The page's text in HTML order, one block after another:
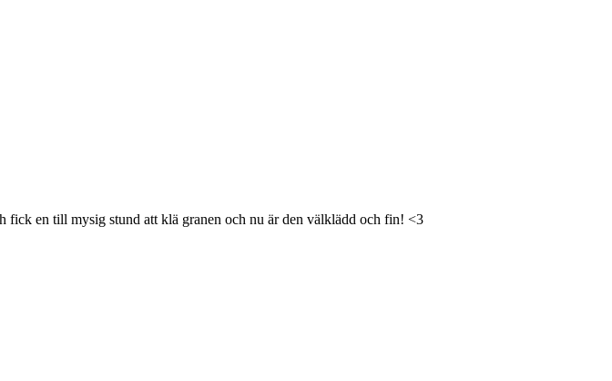
en till mysig stund att klä granen och nu är den välklädd och fin! <3